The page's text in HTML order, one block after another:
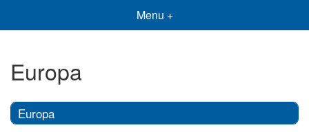
Menu +
Europa
Europa